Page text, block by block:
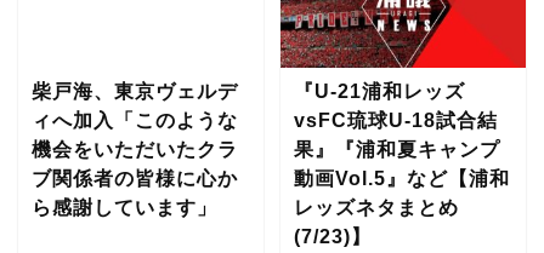
柴戸海、東京ヴェルデ
ィへ加入「このような
機会をいただいたクラ
ブ関係者の皆様に心か
ら感謝しています」
『U-21浦和レッズ
vsFC琉球U-18試合結
果』『浦和夏キャンプ
動画Vol.5』など【浦和
レッズネタまとめ
(7/23)】